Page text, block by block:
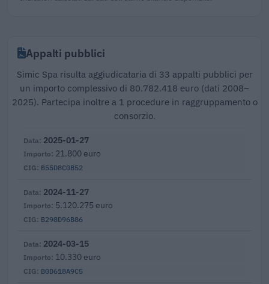
Appalti pubblici
Simic Spa risulta aggiudicataria di 33 appalti pubblici per
un importo complessivo di 80.782.418 euro (dati 2008–
2025). Partecipa inoltre a 1 procedure in raggruppamento o
consorzio.
B55D8C0B52
2025-01-27
21.800 euro
B298D96B86
2024-11-27
5.120.275 euro
B0D618A9C5
2024-03-15
10.330 euro